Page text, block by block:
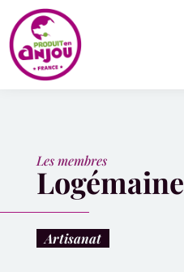
Les membres
Logémaine
Artisanat
Panneau de gestion des cookies